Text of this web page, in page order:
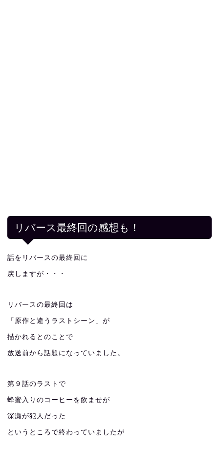
リバース最終回の感想も！
話をリバースの最終回に
戻しますが・・・
リバースの最終回は
「原作と違うラストシーン」が
描かれるとのことで
放送前から話題になっていました。
第９話のラストで
蜂蜜入りのコーヒーを飲ませが
深瀬が犯人だった
というところで終わっていましたが